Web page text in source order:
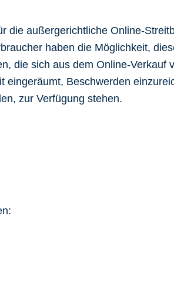
die außergerichtliche Online-
haben die Möglichkeit,
die sich aus dem Online-
eingeräumt, Beschwerden
zur Verfügung stehen.